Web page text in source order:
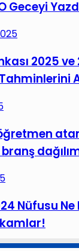
Geceyi
2025 ve
Nüfusu